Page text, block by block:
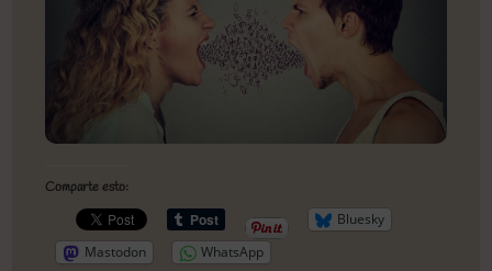
Comparte esto:
Bluesky
Mastodon
WhatsApp